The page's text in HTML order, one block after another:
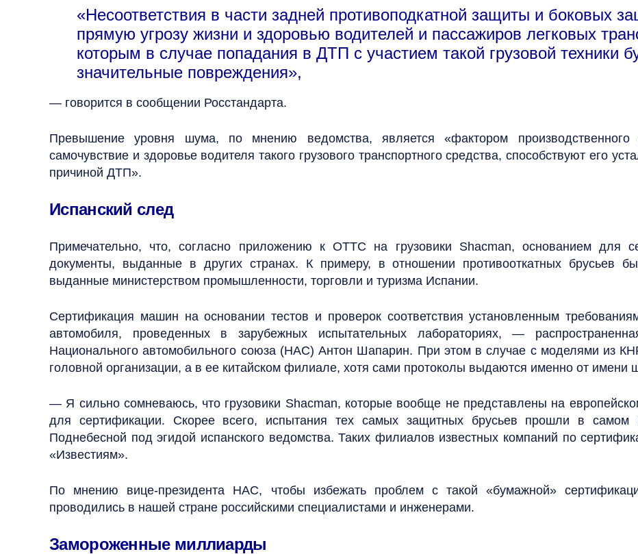
«Несоответствия в части задней противоподкатной защиты и боковых
прямую угрозу жизни и здоровью водителей и пассажиров легковых
которым в случае попадания в ДТП с участием такой грузовой техники
значительные повреждения»,
— говорится в сообщении Росстандарта.
Превышение уровня шума, по мнению ведомства, является «фактором производственного
самочувствие и здоровье водителя такого грузового транспортного средства, способствуют его
причиной ДТП».
Испанский след
Примечательно, что, согласно приложению к ОТТС на грузовики Shacman, основанием для
документы, выданные в других странах. К примеру, в отношении противооткатных брусьев
выданные министерством промышленности, торговли и туризма Испании.
Сертификация машин на основании тестов и проверок соответствия установленным
автомобиля, проведенных в зарубежных испытательных лабораториях, —
Национального автомобильного союза (НАС) Антон Шапарин. При этом в случае с моделями из
головной организации, а в ее китайском филиале, хотя сами протоколы выдаются именно от имени
— Я сильно сомневаюсь, что грузовики Shacman, которые вообще не представлены на
для сертификации. Скорее всего, испытания тех самых защитных брусьев прошли в
Поднебесной под эгидой испанского ведомства. Таких филиалов известных компаний по
«Известиям».
По мнению вице-президента НАС, чтобы избежать проблем с такой «бумажной»
проводились в нашей стране российскими специалистами и инженерами.
Замороженные миллиарды